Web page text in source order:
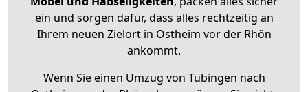
ein und sorgen dafür, dass alles rechtzeitig an
Ihrem neuen Zielort in Ostheim vor der Rhön
ankommt.
Wenn Sie einen Umzug von Tübingen nach